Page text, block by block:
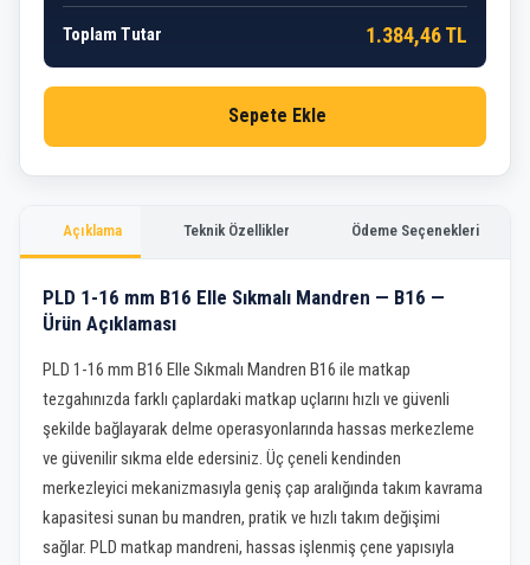
Açıklama Teknik Özellikler Ödeme Seçenekleri
PLD 1-16 mm B16 Elle Sıkmalı Mandren — B16 —
Ürün Açıklaması
PLD 1-16 mm B16 Elle Sıkmalı Mandren B16 ile matkap
tezgahınızda farklı çaplardaki matkap uçlarını hızlı ve güvenli
şekilde bağlayarak delme operasyonlarında hassas merkezleme
ve güvenilir sıkma elde edersiniz. Üç çeneli kendinden
merkezleyici mekanizmasıyla geniş çap aralığında takım kavrama
kapasitesi sunan bu mandren, pratik ve hızlı takım değişimi
sağlar. PLD matkap mandreni, hassas işlenmiş çene yapısıyla
Toplam Tutar 1.384,46 TL
Sepete Ekle